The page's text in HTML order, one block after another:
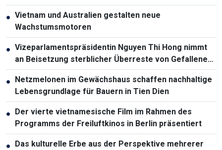
● Vietnam und Australien gestalten neue
Wachstumsmotoren
● Vizeparlamentspräsidentin Nguyen Thi Hong nimmt
an Beisetzung sterblicher Überreste von Gefallenen
in Lai Chau teil
● Netzmelonen im Gewächshaus schaffen nachhaltige
Lebensgrundlage für Bauern in Tien Dien
● Der vierte vietnamesische Film im Rahmen des
Programms der Freiluftkinos in Berlin präsentiert
● Das kulturelle Erbe aus der Perspektive mehrerer